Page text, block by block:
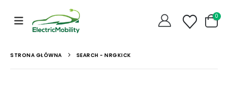
0
STRONA GŁÓWNA SEARCH - NRGKICK